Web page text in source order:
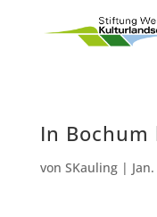
In
von SKauling|